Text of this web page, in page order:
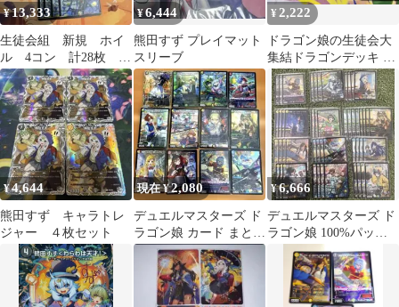
¥13,333
生徒会組 新規 ホイ
ル 4コン 計28枚 流
星アーシュ 地封院ギャ
イ 等
¥6,444
熊田すず プレイマット
スリーブ
¥ 2,222
ドラゴン娘の生徒会大
集結ドラゴンデッキ デ
ュエマ・25の王道
¥4,644
熊田すず キャラトレ
ジャー ４枚セット
現在 ¥2,080
デュエルマスターズ ド
ラゴン娘 カード まとめ
売り
¥6,666
デュエルマスターズ ド
ラゴン娘 100%パック
まとめ売り